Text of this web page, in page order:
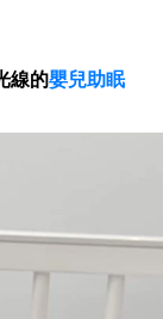
線的嬰兒助眠